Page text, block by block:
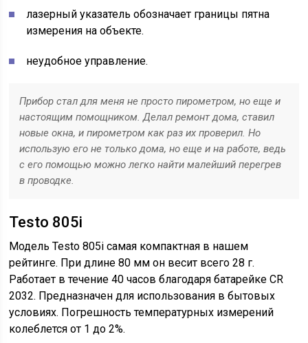
лазерный указатель обозначает границы пятна
измерения на объекте.
неудобное управление.
Прибор стал для меня не просто пирометром, но еще и
настоящим помощником. Делал ремонт дома, ставил
новые окна, и пирометром как раз их проверил. Но
использую его не только дома, но еще и на работе, ведь
с его помощью можно легко найти малейший перегрев
в проводке.
Testo 805i
Модель Testo 805i самая компактная в нашем
рейтинге. При длине 80 мм он весит всего 28 г.
Работает в течение 40 часов благодаря батарейке CR
2032. Предназначен для использования в бытовых
условиях. Погрешность температурных измерений
колеблется от 1 до 2%.